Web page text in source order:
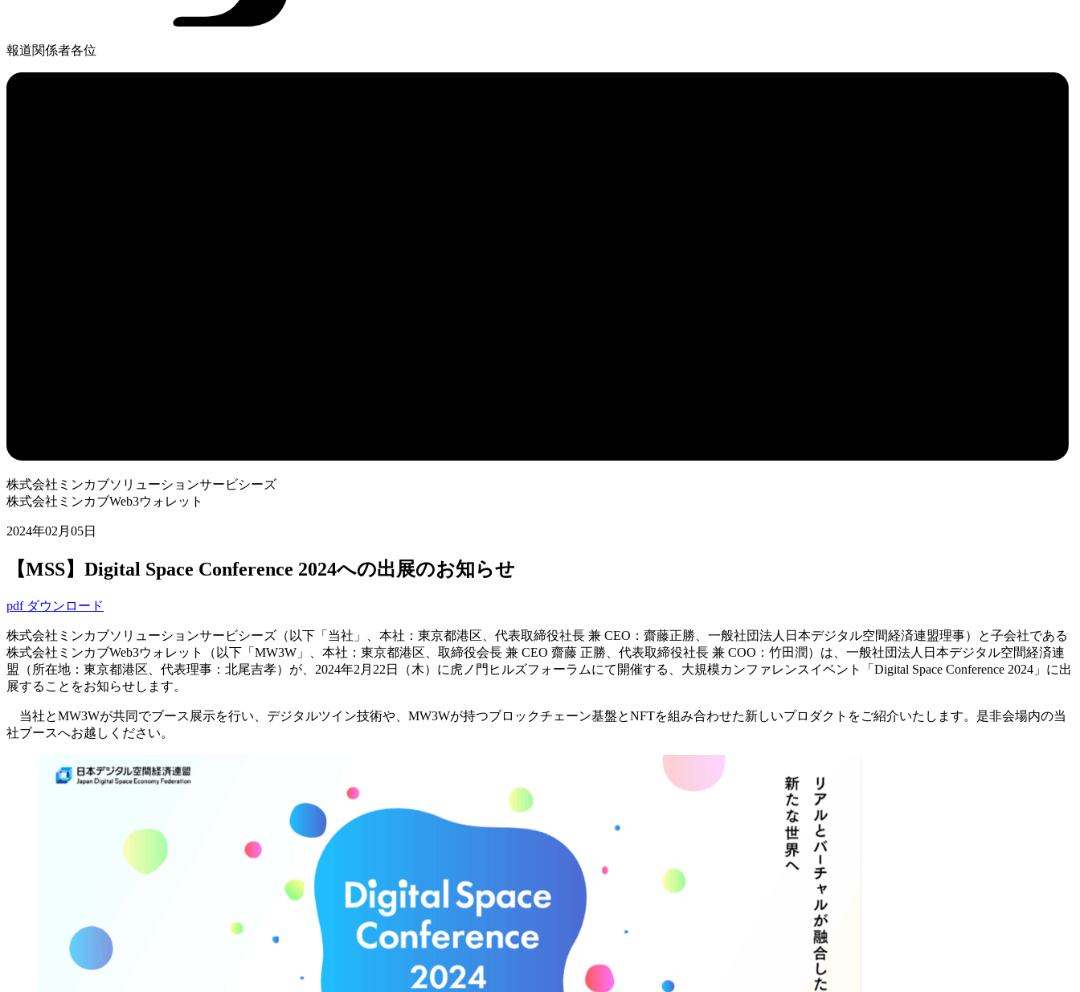
報道関係者各位
株式会社ミンカブソリューションサービシーズ
株式会社ミンカブWeb3ウォレット
2024年02月05日
【MSS】Digital Space Conference 2024への出展のお知らせ
pdf ダウンロード
株式会社ミンカブソリューションサービシーズ（以下「当社」、本社：東京都港区、代表取締役社長 兼 CEO：齋藤正勝、一般社団法人日本デジタル空間経済連盟理事）と子会社である
株式会社ミンカブWeb3ウォレット（以下「MW3W」、本社：東京都港区、取締役会長 兼 CEO 齋藤 正勝、代表取締役社長 兼 COO：竹田潤）は、一般社団法人日本デジタル空間経済連
盟（所在地：東京都港区、代表理事：北尾吉孝）が、2024年2月22日（木）に虎ノ門ヒルズフォーラムにて開催する、大規模カンファレンスイベント「Digital Space Conference 2024」に出
展することをお知らせします。
当社とMW3Wが共同でブース展示を行い、デジタルツイン技術や、MW3Wが持つブロックチェーン基盤とNFTを組み合わせた新しいプロダクトをご紹介いたします。是非会場内の当
社ブースへお越しください。